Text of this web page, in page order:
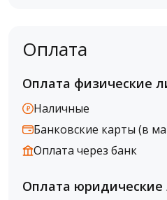
Оплата
Оплата физические
Наличные
Банковские карты (в
Оплата через банк
Оплата юридические